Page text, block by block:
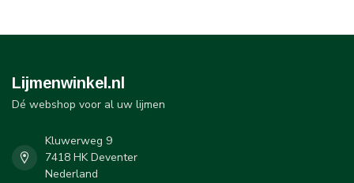
Lijmenwinkel.nl
Dé webshop voor al uw lijmen
Kluwerweg 9
7418 HK Deventer
Nederland